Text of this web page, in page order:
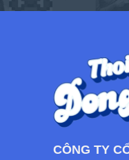
CÔNG TY